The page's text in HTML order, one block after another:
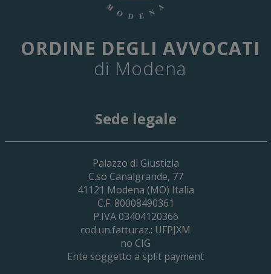
29 Giugno 2026
Cassa Forense – Elezioni Dei Delegati
2030
ORDINE DEGLI AVVOCATI
di Modena
Sede legale
Palazzo di Giustizia
C.so Canalgrande, 77
41121 Modena (MO) Italia
C.F. 80008490361
P.IVA 03404120366
cod.un.fatturaz.: UFPJXM
no CIG
Ente soggetto a split payment